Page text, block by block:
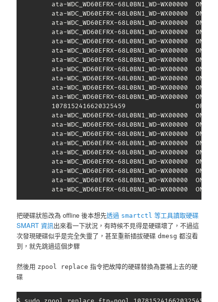
ata-WDC_WD60EFRX-68L0BN1_WD-WX00000
ata-WDC_WD60EFRX-68L0BN1_WD-WX00000
ata-WDC_WD60EFRX-68L0BN1_WD-WX00000
ata-WDC_WD60EFRX-68L0BN1_WD-WX00000
ata-WDC_WD60EFRX-68L0BN1_WD-WX00000
ata-WDC_WD60EFRX-68L0BN1_WD-WX00000
ata-WDC_WD60EFRX-68L0BN1_WD-WX00000
ata-WDC_WD60EFRX-68L0BN1_WD-WX00000
ata-WDC_WD60EFRX-68L0BN1_WD-WX00000
ata-WDC_WD60EFRX-68L0BN1_WD-WX00000
ata-WDC_WD60EFRX-68L0BN1_WD-WX00000
1078152416620325459
ata-WDC_WD60EFRX-68L0BN1_WD-WX00000
ata-WDC_WD60EFRX-68L0BN1_WD-WX00000
ata-WDC_WD60EFRX-68L0BN1_WD-WX00000
ata-WDC_WD60EFRX-68L0BN1_WD-WX00000
ata-WDC_WD60EFRX-68L0BN1_WD-WX00000
ata-WDC_WD60EFRX-68L0BN1_WD-WX00000
ata-WDC_WD60EFRX-68L0BN1_WD-WX00000
ata-WDC_WD60EFRX-68L0BN1_WD-WX00000
ata-WDC_WD60EFRX-68L0BN1_WD-WX00000
把硬碟狀態改為 offline 後本想先透過 smartctl 等工具讀取硬碟
SMART 資訊出來看一下狀況，有時候不見得是硬碟壞了，不過這
次發現硬碟似乎是完全失靈了，甚至重新插拔硬碟dmesg 都沒看
到，就先跳過這個步驟
然後用 zpool replace 指令把故障的硬碟替換為要補上去的硬
碟